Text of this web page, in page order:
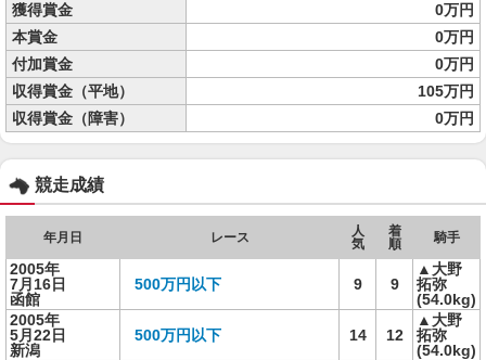
獲得賞金
0万円
本賞金
0万円
付加賞金
0万円
収得賞金（平地）
105万円
収得賞金（障害）
0万円
競走成績
年月日 レース
人
気
着
順
騎手
2005年
7月16日
函館
500万円以下 9 9
▲大野
拓弥
(54.0kg)
2005年
5月22日
新潟
500万円以下 14 12
▲大野
拓弥
(54.0kg)